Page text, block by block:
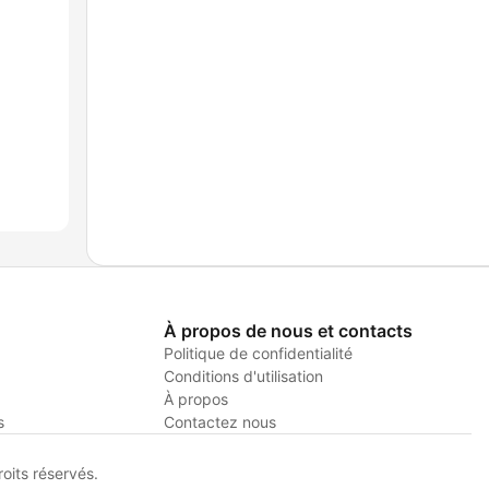
À propos de nous et contacts
Politique de confidentialité
Conditions d'utilisation
À propos
Contactez nous
réservés.